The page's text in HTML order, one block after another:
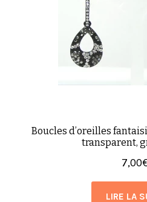
Boucles d’oreilles
transparent,
7,00
LIRE LA